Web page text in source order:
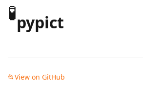
🧪pypict
📂View on GitHub